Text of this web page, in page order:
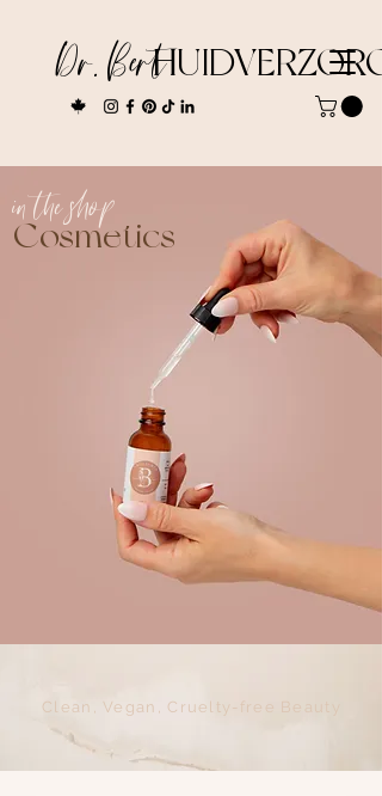
Dr. Bert
Cosmetics
in the shop
Clean, Vegan, Cruelty-free Beauty